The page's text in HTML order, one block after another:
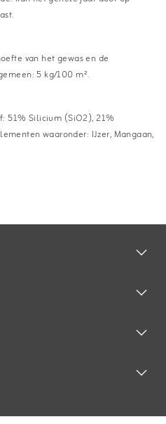
van het gewas en de
5 kg/100 m².
51% Silicium (SiO2), 21%
waaronder: IJzer, Mangaan,